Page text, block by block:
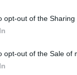
opt-out of the Sharing
opt-out of the Sale of
Companies
incluem a